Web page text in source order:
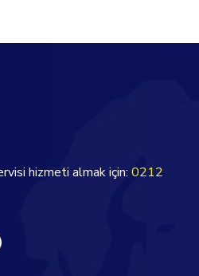
hizmeti almak için:0212